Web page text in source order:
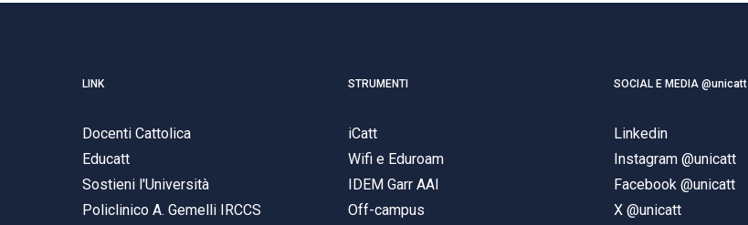
LINK
Docenti Cattolica
Educatt
Sostieni l'Università
Policlinico A. Gemelli IRCCS
STRUMENTI
iCatt
Wifi e Eduroam
IDEM Garr AAI
Off-campus
SOCIAL E MEDIA @unicatt
Linkedin
Instagram @unicatt
Facebook @unicatt
X @unicatt